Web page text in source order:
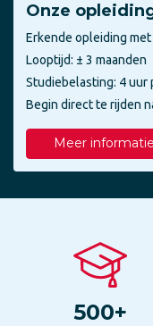
Onze
Erkende opleiding
Looptijd: ± 3 maanden
Studiebelasting: 4 uur
Begin direct te rijden
Meer informatie
500+